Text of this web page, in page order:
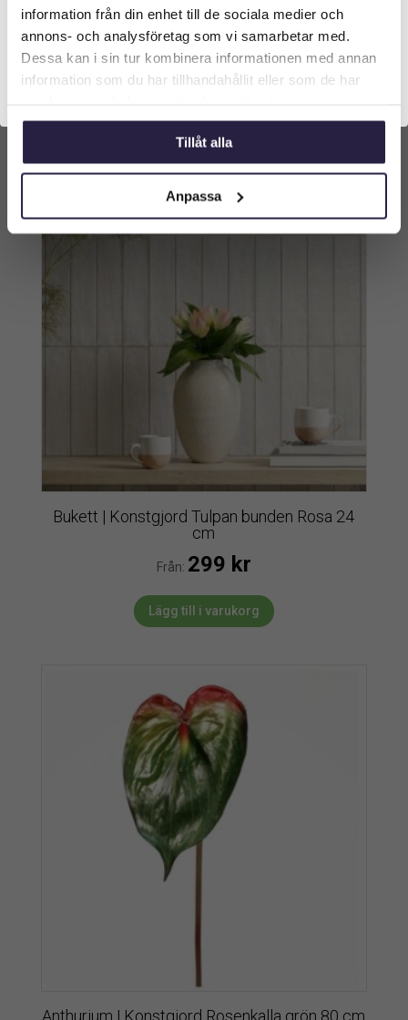
information från din enhet till de sociala medier och
annons- och analysföretag som vi samarbetar med.
Dessa kan i sin tur kombinera informationen med annan
information som du har tillhandahållit eller som de har
Tillåt alla
Anpassa
Tulpan | Konstgjord snittblomma Tiger Orange
50 cm
Från:189kr
Bukett | Konstgjord Tulpan bunden Rosa 24
cm
Från: 299 kr
Lägg till i varukorg
Anthurium | Konstgjord Rosenkalla grön 80 cm
Företagskund (exkl. moms)
Privatkund (inkl. moms)